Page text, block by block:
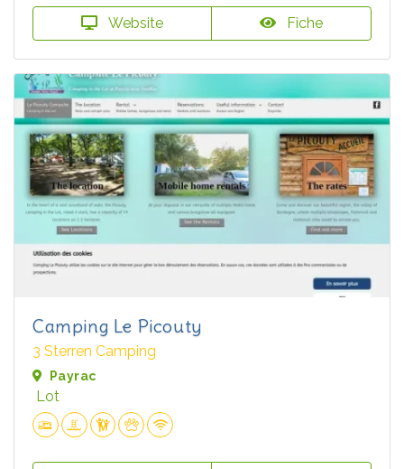
Website Fiche
Camping Le Picouty
3 Sterren Camping
Payrac
Lot